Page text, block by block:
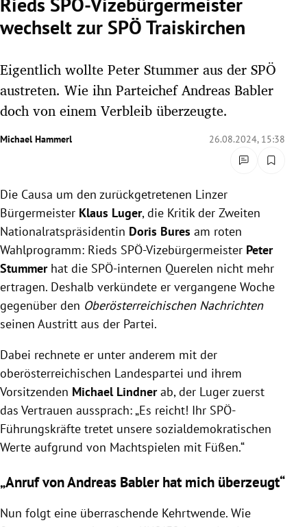
Untermenü
Untermenü
Untermenü
Untermenü
Untermenü
wechselt zur SPÖ Traiskirchen
Eigentlich wollte Peter Stummer aus der SPÖ
austreten. Wie ihn Parteichef Andreas Babler
doch von einem Verbleib überzeugte.
Michael Hammerl 26.08.2024, 15:38
Die Causa um den zurückgetretenen Linzer
Bürgermeister Klaus Luger, die Kritik der Zweiten
Nationalratspräsidentin Doris Bures am roten
Wahlprogramm: Rieds SPÖ-Vizebürgermeister Peter
Stummerhat die SPÖ-internen Querelen nicht mehr
ertragen. Deshalb verkündete er vergangene Woche
gegenüber den Oberösterreichischen Nachrichten
seinen Austritt aus der Partei.
Dabei rechnete er unter anderem mit der
oberösterreichischen Landespartei und ihrem
Vorsitzenden Michael Lindnerab, der Luger zuerst
das Vertrauen aussprach: „Es reicht! Ihr SPÖ-
Führungskräfte tretet unsere sozialdemokratischen
Werte aufgrund von Machtspielen mit Füßen.“
„Anruf von Andreas Babler hat mich überzeugt“
Nun folgt eine überraschende Kehrtwende. Wie